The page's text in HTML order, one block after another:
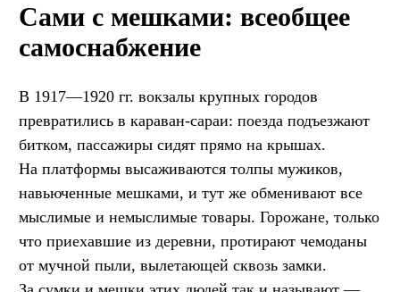
Сами с мешками: всеобщее
самоснабжение
В 1917—1920 гг. вокзалы крупных городов
превратились в караван-сараи: поезда подъезжают
битком, пассажиры сидят прямо на крышах.
На платформы высаживаются толпы мужиков,
навьюченные мешками, и тут же обменивают все
мыслимые и немыслимые товары. Горожане, только
что приехавшие из деревни, протирают чемоданы
от мучной пыли, вылетающей сквозь замки.